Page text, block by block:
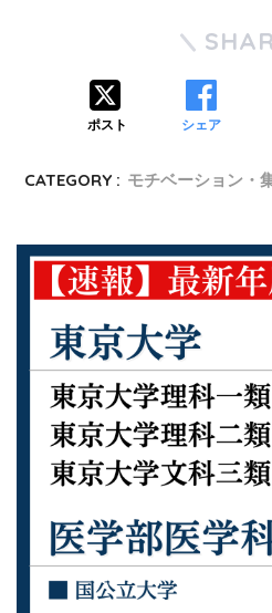
ポスト シェア
CATEGORY : モチベーション・